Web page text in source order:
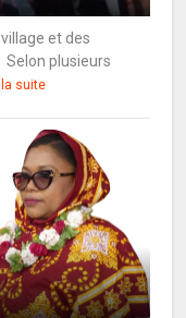
et des
plusieurs
la suite